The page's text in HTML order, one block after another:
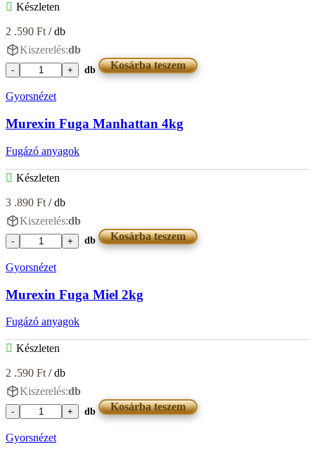
Készleten
2 .590 Ft / db
Kiszerelés:db
Murexin
Manhattan
mennyiség
db Kosárba teszem
Gyorsnézet
Murexin Fuga Manhattan 4kg
Fugázó anyagok
Készleten
3 .890 Ft / db
Kiszerelés:db
Murexin
Manhattan
mennyiség
db Kosárba teszem
Gyorsnézet
Murexin Fuga Miel 2kg
Fugázó anyagok
Készleten
2 .590 Ft / db
Kiszerelés:db
Murexin
Miel
db Kosárba teszem
Gyorsnézet